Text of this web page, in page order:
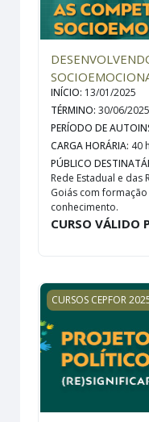
INÍCIO: 13/01/2025
TÉRMINO:30/06/2025
PERÍODO DE
CARGA HORÁRIA: 40
PÚBLICO
Rede Estadual e das
Goiás com
conhecimento.
CURSO VÁLIDO
PROJETO
CURSOS CEPFOR